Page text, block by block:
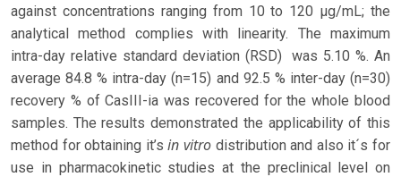
against concentrations ranging from 10 to 120 µg/mL; the
analytical method complies with linearity. The maximum
intra-day relative standard deviation (RSD) was 5.10 %. An
average 84.8 % intra-day (n=15) and 92.5 % inter-day (n=30)
recovery % of CasIII-ia was recovered for the whole blood
samples. The results demonstrated the applicability of this
method for obtaining it’sin vitro distribution and also it´s for
use in pharmacokinetic studies at the preclinical level on